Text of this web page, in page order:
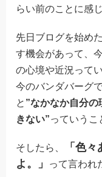
らい前のことに感
先日ブログを始め
す機会があって、
の心境や近況って
今のバンダバーグ
と ”なかなか自分
きない”っていうこ
そしたら、
「色
よ。」
って言われ